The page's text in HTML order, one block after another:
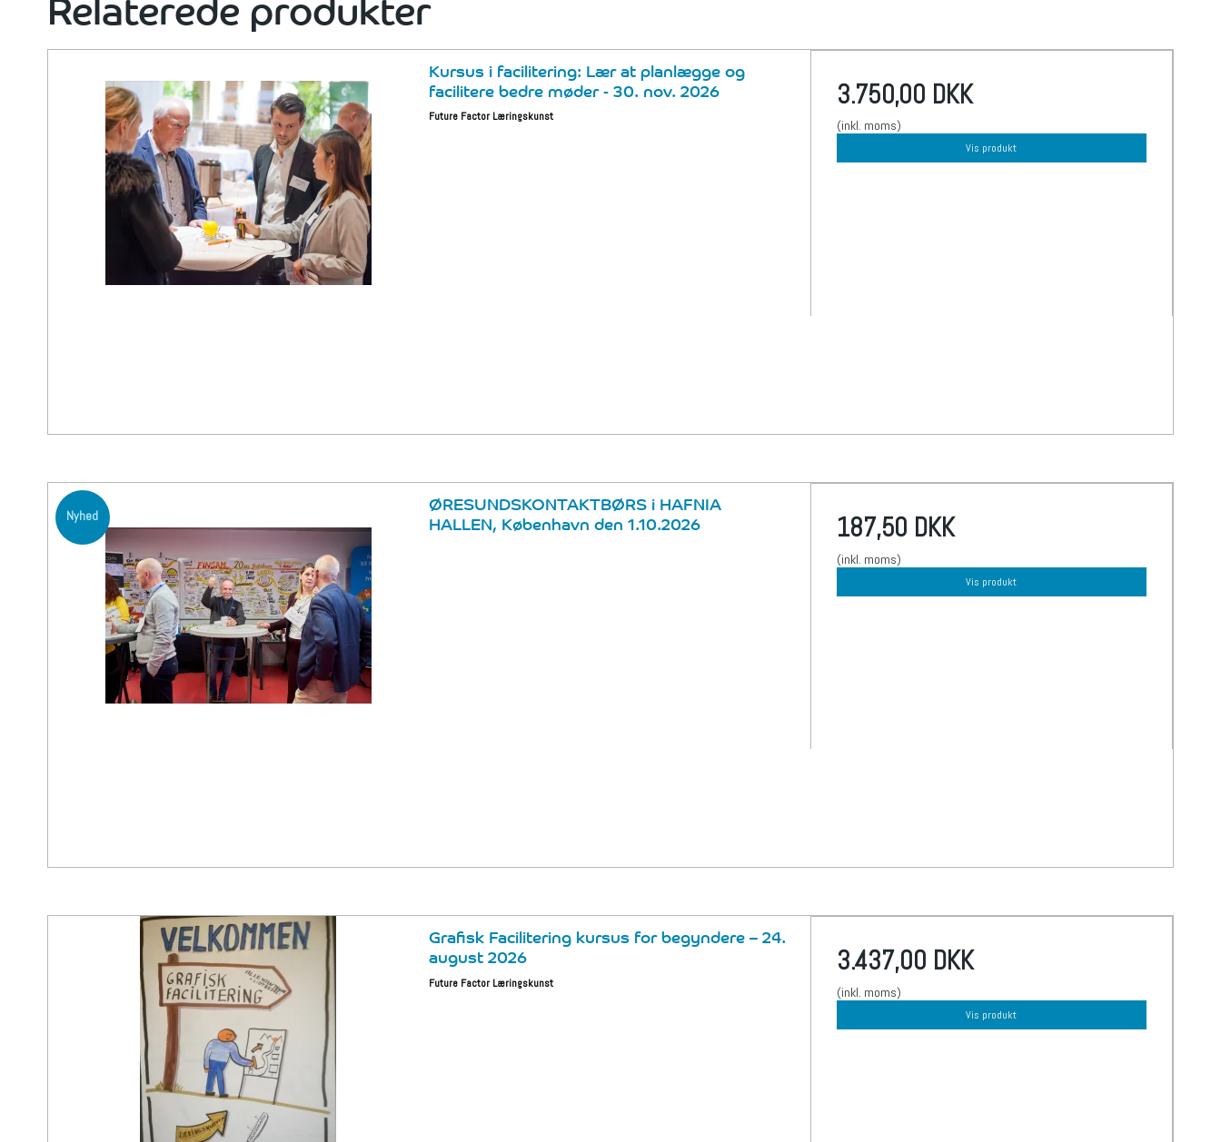
Kursus i facilitering: Lær at planlægge og
facilitere bedre møder - 30. nov. 2026
Future Factor Læringskunst
3.750,00 DKK
(inkl. moms)
Vis produkt
Nyhed ØRESUNDSKONTAKTBØRS i HAFNIA
HALLEN, København den 1.10.2026 187,50 DKK
(inkl. moms)
Vis produkt
Grafisk Facilitering kursus for begyndere – 24.
august 2026
Future Factor Læringskunst
3.437,00 DKK
(inkl. moms)
Vis produkt